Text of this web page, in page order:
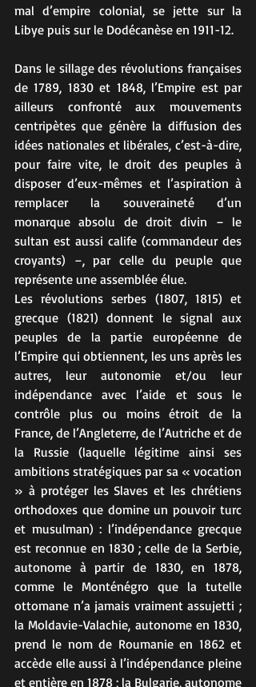
mal d’empire colonial, se jette sur la
Libye puis sur le Dodécanèse en 1911-12.
Dans le sillage des révolutions françaises
de 1789, 1830 et 1848, l’Empire est par
ailleurs confronté aux mouvements
centripètes que génère la diffusion des
idées nationales et libérales, c’est-à-dire,
pour faire vite, le droit des peuples à
disposer d’eux-mêmes et l’aspiration à
remplacer la souveraineté d’un
monarque absolu de droit divin – le
sultan est aussi calife (commandeur des
croyants) –, par celle du peuple que
représente une assemblée élue.
Les révolutions serbes (1807, 1815) et
grecque (1821) donnent le signal aux
peuples de la partie européenne de
l’Empire qui obtiennent, les uns après les
autres, leur autonomie et/ou leur
indépendance avec l’aide et sous le
contrôle plus ou moins étroit de la
France, de l’Angleterre, de l’Autriche et de
la Russie (laquelle légitime ainsi ses
ambitions stratégiques par sa « vocation
» à protéger les Slaves et les chrétiens
orthodoxes que domine un pouvoir turc
et musulman) : l’indépendance grecque
est reconnue en 1830 ; celle de la Serbie,
autonome à partir de 1830, en 1878,
comme le Monténégro que la tutelle
ottomane n’a jamais vraiment assujetti ;
la Moldavie-Valachie, autonome en 1830,
prend le nom de Roumanie en 1862 et
accède elle aussi à l’indépendance pleine
et entière en 1878 ; la Bulgarie, autonome